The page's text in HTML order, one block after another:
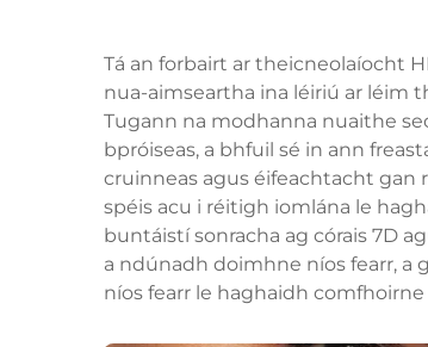
Tá an forbairt ar theicneolaíocht
nua-aimseartha ina léiriú ar léim
Tugann na modhanna nuaithe
bpróiseas, a bhfuil sé in ann
cruinneas agus éifeachtacht gan
spéis acu i réitigh iomlána le
buntáistí sonracha ag córais 7D
a ndúnadh doimhne níos fearr, a
níos fearr le haghaidh